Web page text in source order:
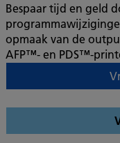
Bespaar tijd en geld
opmaak van de
AFP™- en PDS™-